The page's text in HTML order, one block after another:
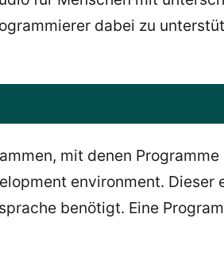
dabei zu
mit denen
environment.
benötigt. Eine